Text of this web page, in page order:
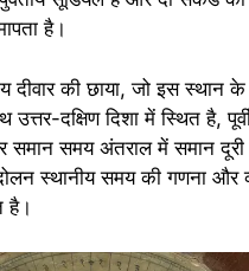
है।
दीवार की छाया, जो इस स्थान
दक्षिण दिशा में स्थित है,
समान समय अंतराल में समान दूरी
स्थानीय समय की गणना और
है।